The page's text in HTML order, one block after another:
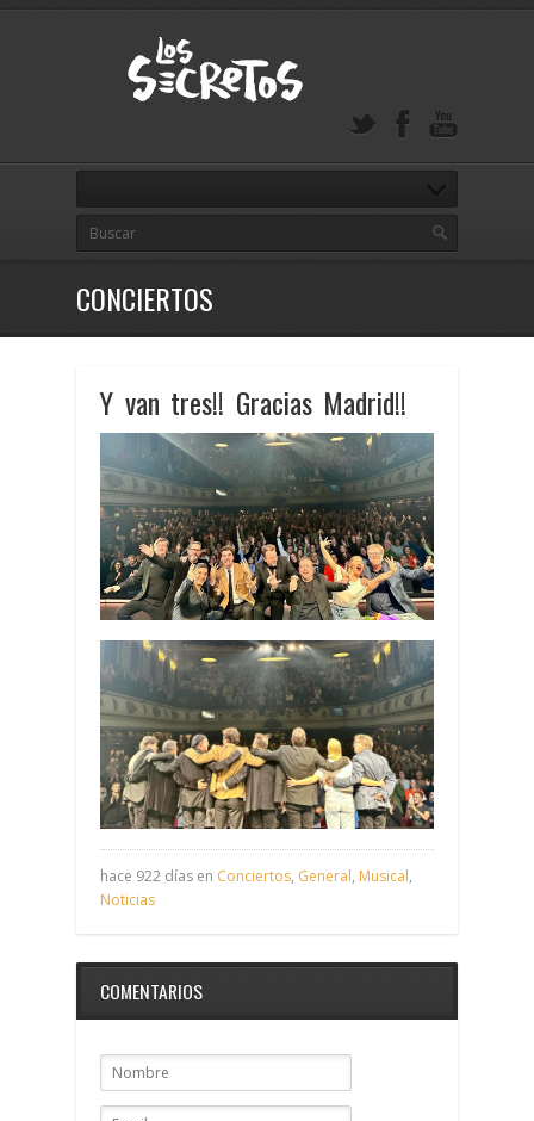
CONCIERTOS
Y van tres!! Gracias Madrid!!
hace 922 días en Conciertos, General, Musical,
Noticias
COMENTARIOS